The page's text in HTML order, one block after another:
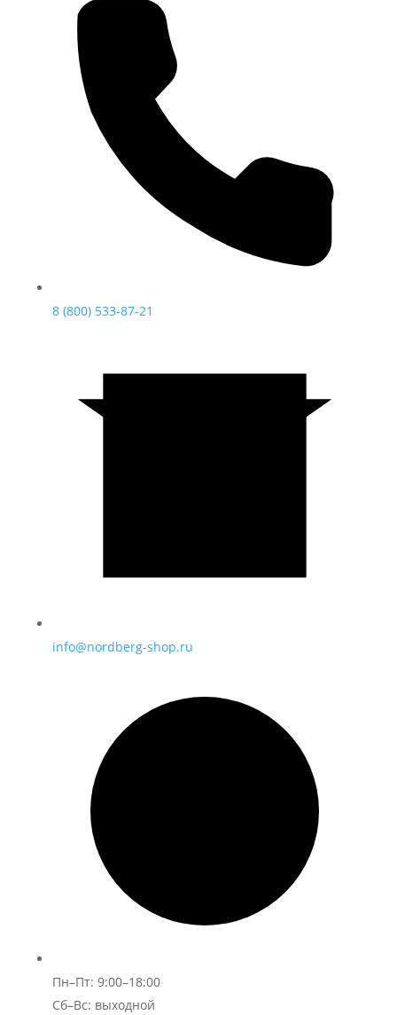
8 (800) 533-87-21
info@nordberg-shop.ru
Пн–Пт: 9:00–18:00
Сб–Вс: выходной